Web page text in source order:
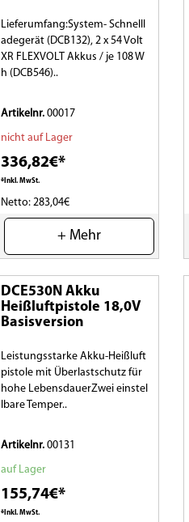
Lieferumfang:System- Schnelll
adegerät (DCB132), 2 x 54 Volt
XR FLEXVOLT Akkus / je 108 W
h (DCB546)..
Artikelnr. 00017
nicht auf Lager
336,82€*
*Inkl. MwSt.
Netto: 283,04€
(0)
+ Mehr
DCE530N Akku
Heißluftpistole 18,0V
Basisversion
Leistungsstarke Akku-Heißluft
pistole mit Überlastschutz für
hohe LebensdauerZwei einstel
lbare Temper..
Artikelnr. 00131
auf Lager
155,74€*
*Inkl. MwSt.